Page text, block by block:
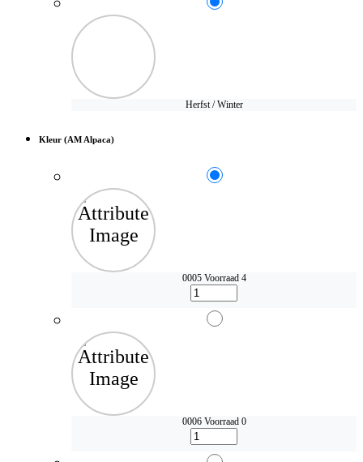
Herfst / Winter
Kleur (AM Alpaca)
0005 Voorraad 4
0006 Voorraad 0